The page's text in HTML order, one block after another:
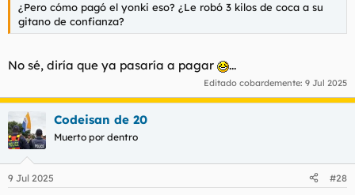
¿Pero cómo pagó el yonki eso? ¿Le robó 3 kilos de coca a su
gitano de confianza?
No sé, diría que ya pasaría a pagar ...
Editado cobardemente: 9 Jul 2025
Codeisan de 20
Muerto por dentro
9 Jul 2025 #28